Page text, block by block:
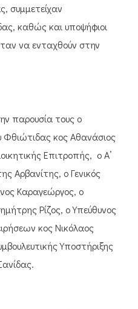
συμμετείχαν
καθώς και υποψήφιοι
να ενταχθούν στην
παρουσία τους ο
Φθιώτιδας κος Αθανάσιος
Επιτροπής, ο Α’
Αρβανίτης, ο Γενικός
Καραγεώργος, ο
Ρίζος, ο Υπεύθυνος
κος Νικόλαος
Υποστήριξης